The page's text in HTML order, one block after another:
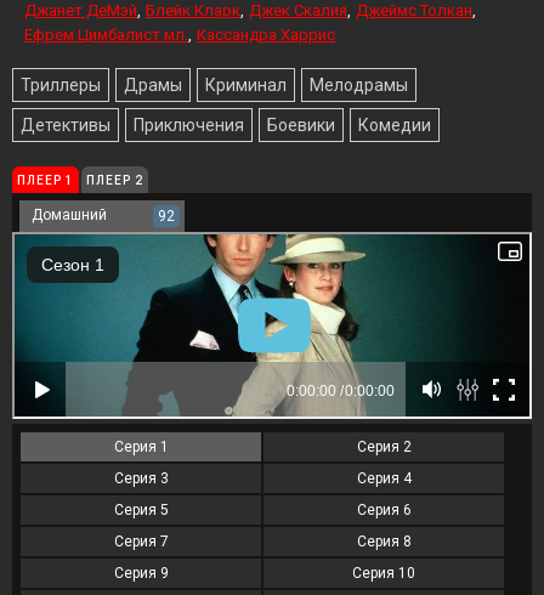
Джанет ДеМэй Блейк Кларк Джек Скалия Джеймс Толкан
Ефрем Цимбалист мл. Кассандра Харрис
Триллеры Драмы Криминал Мелодрамы
Детективы Приключения Боевики Комедии
ПЛЕЕР 1 ПЛЕЕР 2
Домашний 92
Серия 1
Серия 2
Серия 3
Серия 4
Серия 5
Серия 6
Серия 7
Серия 8
Серия 9
Серия 10